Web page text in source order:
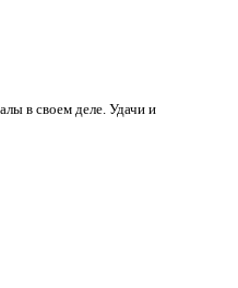
в своем деле. Удачи и